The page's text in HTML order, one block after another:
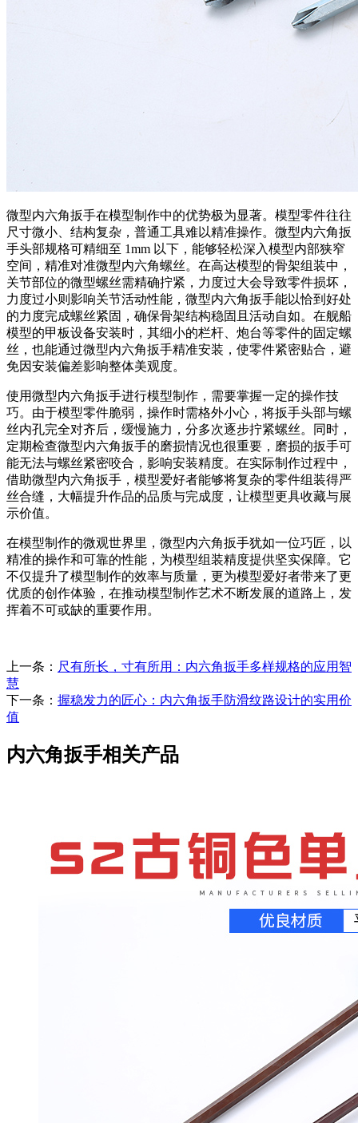
微型内六角扳手在模型制作中的优势极为显著。模型零件往往
尺寸微小、结构复杂，普通工具难以精准操作。微型内六角扳
手头部规格可精细至 1mm 以下，能够轻松深入模型内部狭窄
空间，精准对准微型内六角螺丝。在高达模型的骨架组装中，
关节部位的微型螺丝需精确拧紧，力度过大会导致零件损坏，
力度过小则影响关节活动性能，微型内六角扳手能以恰到好处
的力度完成螺丝紧固，确保骨架结构稳固且活动自如。在舰船
模型的甲板设备安装时，其细小的栏杆、炮台等零件的固定螺
丝，也能通过微型内六角扳手精准安装，使零件紧密贴合，避
免因安装偏差影响整体美观度。
使用微型内六角扳手进行模型制作，需要掌握一定的操作技
巧。由于模型零件脆弱，操作时需格外小心，将扳手头部与螺
丝内孔完全对齐后，缓慢施力，分多次逐步拧紧螺丝。同时，
定期检查微型内六角扳手的磨损情况也很重要，磨损的扳手可
能无法与螺丝紧密咬合，影响安装精度。在实际制作过程中，
借助微型内六角扳手，模型爱好者能够将复杂的零件组装得严
丝合缝，大幅提升作品的品质与完成度，让模型更具收藏与展
示价值。
在模型制作的微观世界里，微型内六角扳手犹如一位巧匠，以
精准的操作和可靠的性能，为模型组装精度提供坚实保障。它
不仅提升了模型制作的效率与质量，更为模型爱好者带来了更
优质的创作体验，在推动模型制作艺术不断发展的道路上，发
挥着不可或缺的重要作用。
上一条： 尺有所长，寸有所用：内六角扳手多样规格的应用智
慧
下一条： 握稳发力的匠心：内六角扳手防滑纹路设计的实用价
值
内六角扳手相关产品